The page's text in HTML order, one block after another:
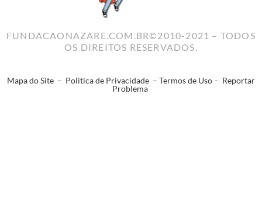
FUNDACAONAZARE.COM.BR©2010-2021 – TODOS
OS DIREITOS RESERVADOS.
Mapa do Site – Politica de Privacidade – Termos de Uso – Reportar
Problema